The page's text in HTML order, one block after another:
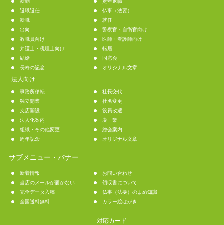
退職退任
仏事（法要）
転職
就任
出向
警察官・自衛官向け
教職員向け
医師・看護師向け
弁護士・税理士向け
転居
結婚
同窓会
長寿の記念
オリジナル文章
法人向け
事務所移転
社長交代
独立開業
社名変更
支店開設
役員改選
法人化案内
廃 業
組織・その他変更
総会案内
周年記念
オリジナル文章
サブメニュー・バナー
新着情報
お問い合わせ
当店のメールが届かない
領収書について
完全データ入稿
仏事（法要）のまめ知識
全国送料無料
カラー絵はがき
対応カード